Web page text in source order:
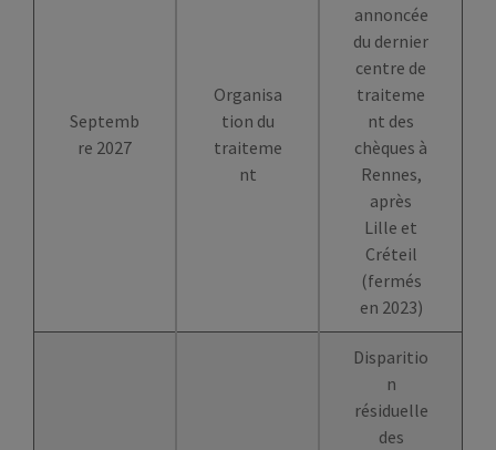
Septemb
re 2027
Organisa
tion du
traiteme
nt
annoncée
du dernier
centre de
traiteme
nt des
chèques à
Rennes,
après
Lille et
Créteil
(fermés
en 2023)
Disparitio
n
résiduelle
des